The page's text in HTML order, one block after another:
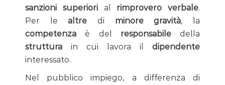
sanzioni superiorial rimprovero verbale.
Per lealtre di minore gravità, la
competenza è del responsabiledella
struttura in cui lavora il dipendente
interessato.
Nel pubblico impiego, a differenza di